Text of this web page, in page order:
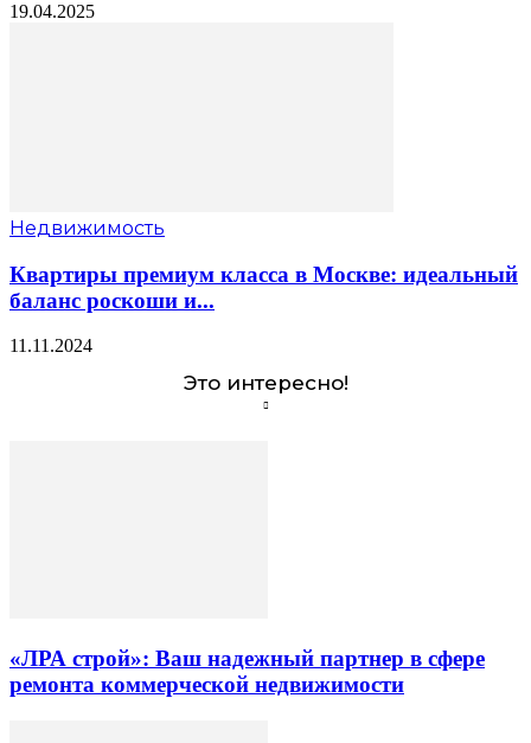
19.04.2025
Недвижимость
Квартиры премиум класса в Москве: идеальный
баланс роскоши и...
11.11.2024
Это интересно!
«ЛРА строй»: Ваш надежный партнер в сфере
ремонта коммерческой недвижимости